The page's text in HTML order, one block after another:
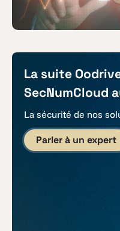
La suite
SecNumCloud
La sécurité de nos
Parler à un expert